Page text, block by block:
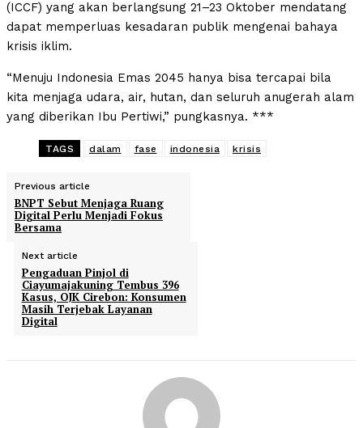
(ICCF) yang akan berlangsung 21–23 Oktober mendatang
dapat memperluas kesadaran publik mengenai bahaya
krisis iklim.
“Menuju Indonesia Emas 2045 hanya bisa tercapai bila
kita menjaga udara, air, hutan, dan seluruh anugerah alam
yang diberikan Ibu Pertiwi,” pungkasnya. ***
TAGS dalam fase indonesia krisis
Previous article
BNPT Sebut Menjaga Ruang
Digital Perlu Menjadi Fokus
Bersama
Next article
Pengaduan Pinjol di
Ciayumajakuning Tembus 396
Kasus, OJK Cirebon: Konsumen
Masih Terjebak Layanan
Digital